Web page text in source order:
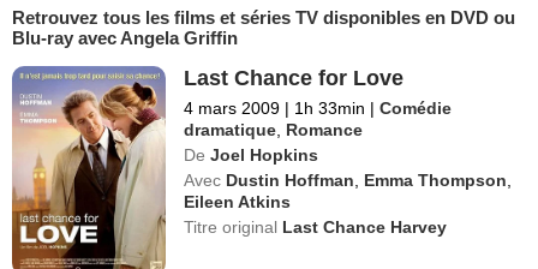
Retrouvez tous les films et séries TV disponibles en DVD ou
Blu-ray avec Angela Griffin
Last Chance for Love
4 mars 2009 | 1h 33min | Comédie
dramatique Romance
De Joel Hopkins
Avec Dustin Hoffman Emma Thompson
Eileen Atkins
Titre original Last Chance Harvey